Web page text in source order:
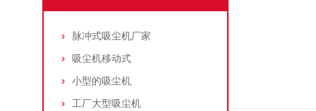
脉冲式吸尘机厂家
吸尘机移动式
小型的吸尘机
工厂大型吸尘机